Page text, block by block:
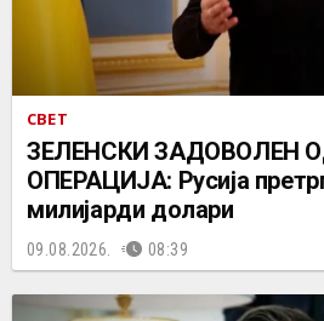
СВЕТ
ЗЕЛЕНСКИ ЗАДОВОЛЕН
ОПЕРАЦИЈА: Русија
милијарди долари
09.08.2026. 08:39